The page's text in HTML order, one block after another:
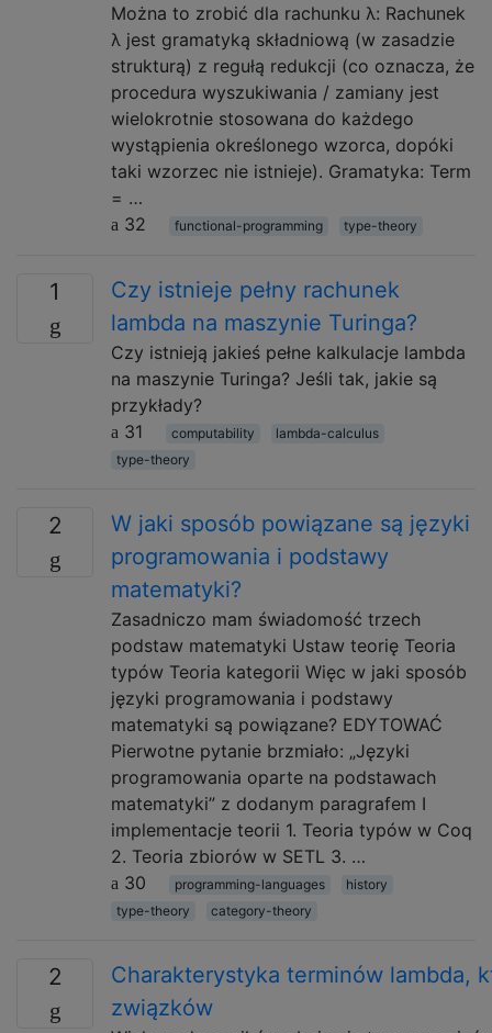
Można to zrobić dla rachunku λ: Rachunek
λ jest gramatyką składniową (w zasadzie
strukturą) z regułą redukcji (co oznacza, że
​​procedura wyszukiwania / zamiany jest
wielokrotnie stosowana do każdego
wystąpienia określonego wzorca, dopóki
taki wzorzec nie istnieje). Gramatyka: Term
= …
32
functional-programming type-theory
1
Czy istnieje pełny rachunek
lambda na maszynie Turinga?
Czy istnieją jakieś pełne kalkulacje lambda
na maszynie Turinga? Jeśli tak, jakie są
przykłady?
31
computability
lambda-calculus
type-theory
2
W jaki sposób powiązane są języki
programowania i podstawy
matematyki?
Zasadniczo mam świadomość trzech
podstaw matematyki Ustaw teorię Teoria
typów Teoria kategorii Więc w jaki sposób
języki programowania i podstawy
matematyki są powiązane? EDYTOWAĆ
Pierwotne pytanie brzmiało: „Języki
programowania oparte na podstawach
matematyki” z dodanym paragrafem I
implementacje teorii 1. Teoria typów w Coq
2. Teoria zbiorów w SETL 3. …
30
programming-languages
history
type-theory
category-theory
2
Charakterystyka terminów lambda,
związków